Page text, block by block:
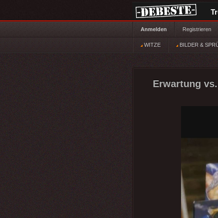
Anmelden Registrieren
WITZE BILDER &
Erwartung